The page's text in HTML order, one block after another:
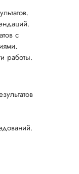
с
работы.